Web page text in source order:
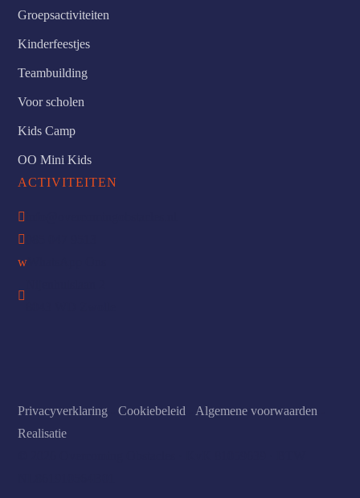
Groepsactiviteiten
Kinderfeestjes
Teambuilding
Voor scholen
Kids Camp
OO Mini Kids
ACTIVITEITEN


w

Privacyverklaring -Cookiebeleid Algemene voorwaarden
Realisatie